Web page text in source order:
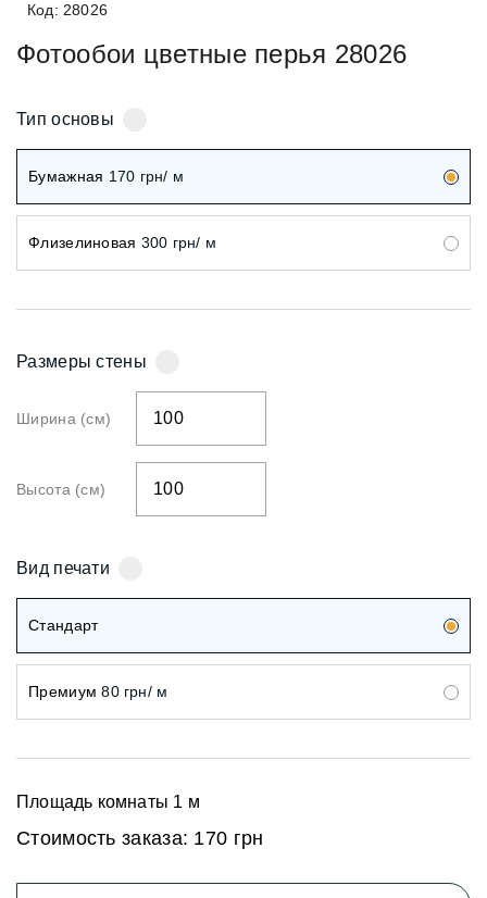
Код: 28026
Фотообои цветные перья 28026
Тип основы
Бумажная 170 грн/ м
Флизелиновая 300 грн/ м
Размеры стены
Ширина (см)
Высота (см)
Вид печати
Стандарт
Премиум 80 грн/ м
Площадь комнаты 1 м
Стоимость заказа: 170 грн